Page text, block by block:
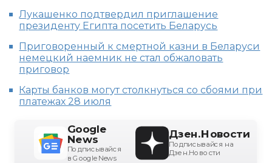
Лукашенко подтвердил приглашение
президенту Египта посетить Беларусь
Приговоренный к смертной казни в Беларуси
немецкий наемник не стал обжаловать
приговор
Карты банков могут столкнуться со сбоями при
платежах 28 июля
Google
News
Подписывайся
в Google News
Дзен.Новости
Подписывайся на
Дзен.Новости